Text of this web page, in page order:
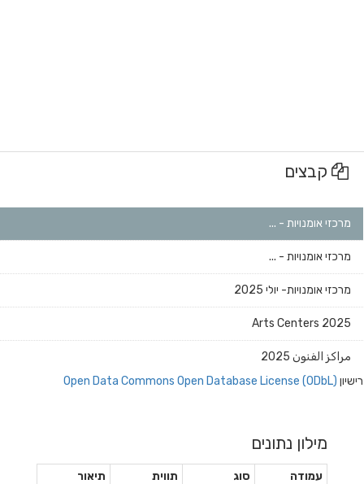
קבצים
מרכזי אומנויות - ...
מרכזי אומנויות - ...
מרכזי אומנויות- יולי 2025
Arts Centers 2025
مراكز الفنون 2025
רישיון Open Data Commons Open Database License (ODbL)
מילון נתונים
עמודה סוג תווית
תיאור